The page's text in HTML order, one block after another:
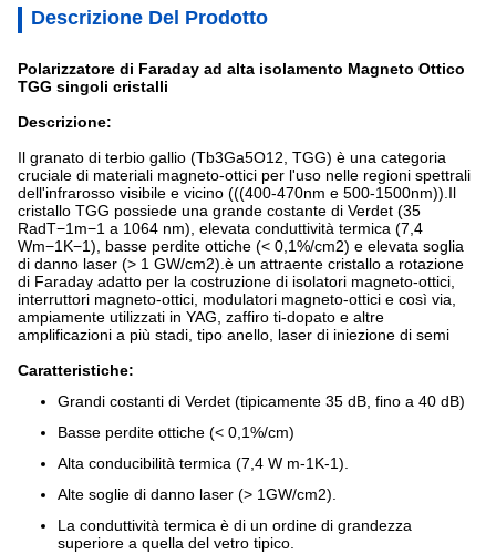
Descrizione Del Prodotto
Polarizzatore di Faraday ad alta isolamento Magneto Ottico
TGG singoli cristalli
Descrizione:
Il granato di terbio gallio (Tb3Ga5O12, TGG) è una categoria
cruciale di materiali magneto-ottici per l'uso nelle regioni spettrali
dell'infrarosso visibile e vicino (((400-470nm e 500-1500nm)).Il
cristallo TGG possiede una grande costante di Verdet (35
RadT−1m−1 a 1064 nm), elevata conduttività termica (7,4
Wm−1K−1), basse perdite ottiche (< 0,1%/cm2) e elevata soglia
di danno laser (> 1 GW/cm2).è un attraente cristallo a rotazione
di Faraday adatto per la costruzione di isolatori magneto-ottici,
interruttori magneto-ottici, modulatori magneto-ottici e così via,
ampiamente utilizzati in YAG, zaffiro ti-dopato e altre
amplificazioni a più stadi, tipo anello, laser di iniezione di semi
Caratteristiche:
Grandi costanti di Verdet (tipicamente 35 dB, fino a 40 dB)
Basse perdite ottiche (< 0,1%/cm)
Alta conducibilità termica (7,4 W m-1K-1).
Alte soglie di danno laser (> 1GW/cm2).
La conduttività termica è di un ordine di grandezza
superiore a quella del vetro tipico.